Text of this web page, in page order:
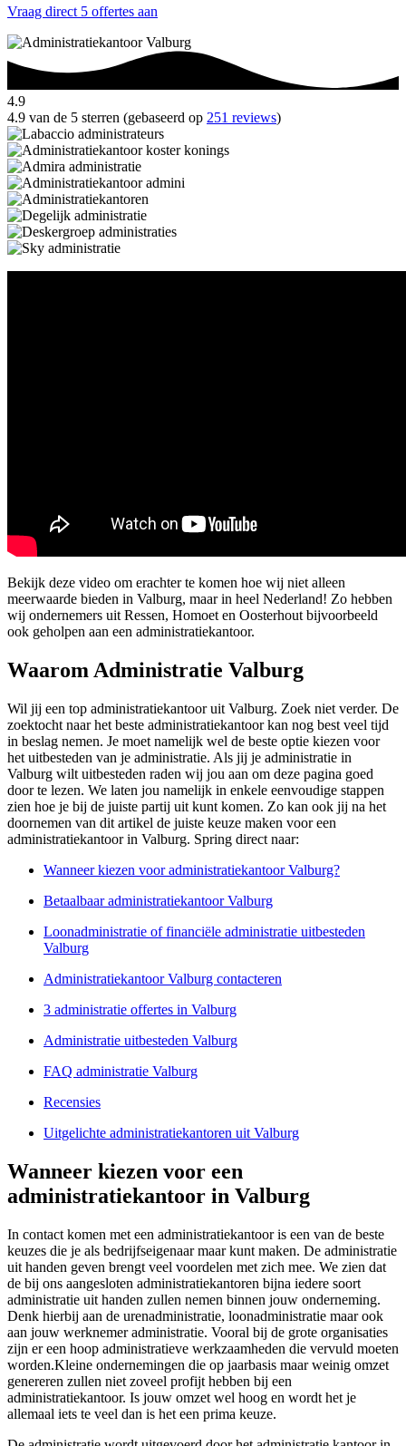
Vraag direct 5 offertes aan
4.9
4.9 van de 5 sterren (gebaseerd op 251 reviews)
Bekijk deze video om erachter te komen hoe wij niet alleen
meerwaarde bieden in Valburg, maar in heel Nederland! Zo hebben
wij ondernemers uit Ressen, Homoet en Oosterhout bijvoorbeeld
ook geholpen aan een administratiekantoor.
Waarom Administratie Valburg
Wil jij een top administratiekantoor uit Valburg. Zoek niet verder. De
zoektocht naar het beste administratiekantoor kan nog best veel tijd
in beslag nemen. Je moet namelijk wel de beste optie kiezen voor
het uitbesteden van je administratie. Als jij je administratie in
Valburg wilt uitbesteden raden wij jou aan om deze pagina goed
door te lezen. We laten jou namelijk in enkele eenvoudige stappen
zien hoe je bij de juiste partij uit kunt komen. Zo kan ook jij na het
doornemen van dit artikel de juiste keuze maken voor een
administratiekantoor in Valburg. Spring direct naar:
Wanneer kiezen voor administratiekantoor Valburg?
Betaalbaar administratiekantoor Valburg
Loonadministratie of financiële administratie uitbesteden
Valburg
Administratiekantoor Valburg contacteren
3 administratie offertes in Valburg
Administratie uitbesteden Valburg
FAQ administratie Valburg
Recensies
Uitgelichte administratiekantoren uit Valburg
Wanneer kiezen voor een
administratiekantoor in Valburg
In contact komen met een administratiekantoor is een van de beste
keuzes die je als bedrijfseigenaar maar kunt maken. De administratie
uit handen geven brengt veel voordelen met zich mee. We zien dat
de bij ons aangesloten administratiekantoren bijna iedere soort
administratie uit handen zullen nemen binnen jouw onderneming.
Denk hierbij aan de urenadministratie, loonadministratie maar ook
aan jouw werknemer administratie. Vooral bij de grote organisaties
zijn er een hoop administratieve werkzaamheden die vervuld moeten
worden.Kleine ondernemingen die op jaarbasis maar weinig omzet
genereren zullen niet zoveel profijt hebben bij een
administratiekantoor. Is jouw omzet wel hoog en wordt het je
allemaal iets te veel dan is het een prima keuze.